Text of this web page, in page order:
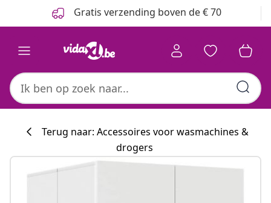
Gratis verzending boven de € 70
Terug naar: Accessoires voor wasmachines &
drogers